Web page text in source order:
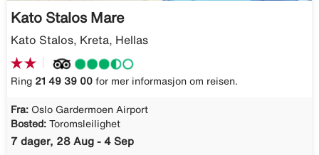
Kato Stalos Mare
Kato Stalos, Kreta, Hellas
Ring 21 49 39 00 for mer informasjon om reisen.
Fra: Oslo Gardermoen Airport
Bosted: Toromsleilighet
7 dager, 28 Aug - 4 Sep